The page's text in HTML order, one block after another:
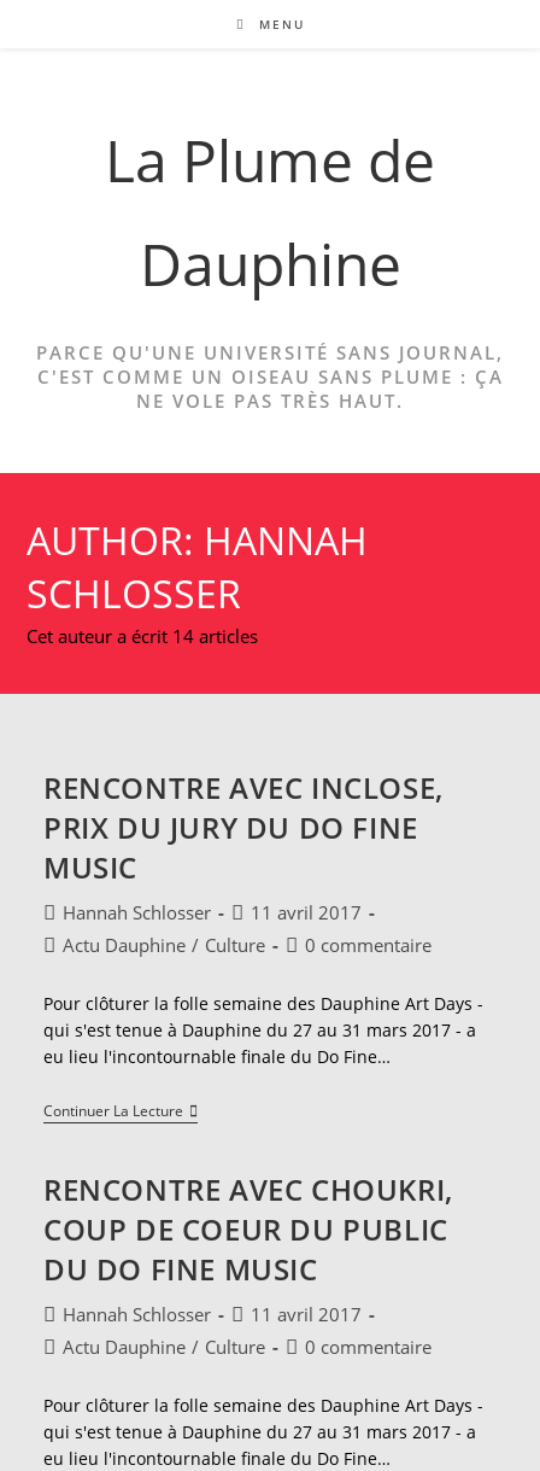
MENU
La Plume de
Dauphine
PARCE QU'UNE UNIVERSITÉ SANS JOURNAL,
C'EST COMME UN OISEAU SANS PLUME : ÇA
NE VOLE PAS TRÈS HAUT.
AUTHOR: HANNAH
SCHLOSSER
Cet auteur a écrit 14 articles
RENCONTRE AVEC INCLOSE,
PRIX DU JURY DU DO FINE
MUSIC
Auteur/autrice
de
Hannah Schlosser
Publication
publiée :
11 avril 2017
PostActu Dauphine / Culture
Commentaires
la
publication :
0 commentaire
Pour clôturer la folle semaine des Dauphine Art Days -
qui s'est tenue à Dauphine du 27 au 31 mars 2017 - a
eu lieu l'incontournable finale du Do Fine…
Continuer La LectureRencontre
Avec
Du
Jury
Du
Do
Fine
Music
RENCONTRE AVEC CHOUKRI,
COUP DE COEUR DU PUBLIC
DU DO FINE MUSIC
Auteur/autrice
de
Hannah Schlosser
Publication
publiée :
11 avril 2017
PostActu Dauphine / Culture
Commentaires
la
publication :
0 commentaire
Pour clôturer la folle semaine des Dauphine Art Days -
qui s'est tenue à Dauphine du 27 au 31 mars 2017 - a
eu lieu l'incontournable finale du Do Fine…